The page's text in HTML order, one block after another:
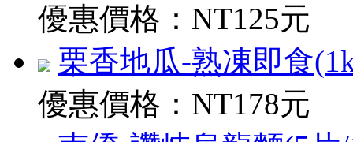
優惠價格： NT125元
栗香地瓜-熟凍即食
優惠價格： NT178元